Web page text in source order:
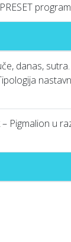
danas,
Pigmalion u